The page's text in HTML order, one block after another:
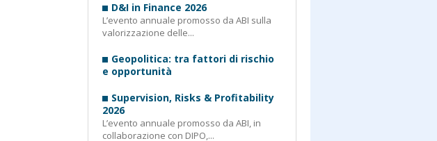
D&I in Finance 2026
L’evento annuale promosso da ABI sulla
valorizzazione delle...
Geopolitica: tra fattori di rischio
e opportunità
Supervision, Risks & Profitability
2026
L’evento annuale promosso da ABI, in
collaborazione con DIPO,...